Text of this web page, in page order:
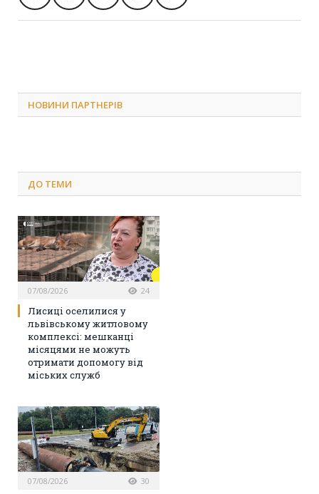
НОВИНИ ПАРТНЕРІВ
ДО ТЕМИ
07/08/2026 24
Лисиці оселилися у
львівському житловому
комплексі: мешканці
місяцями не можуть
отримати допомогу від
міських служб
07/08/2026 30